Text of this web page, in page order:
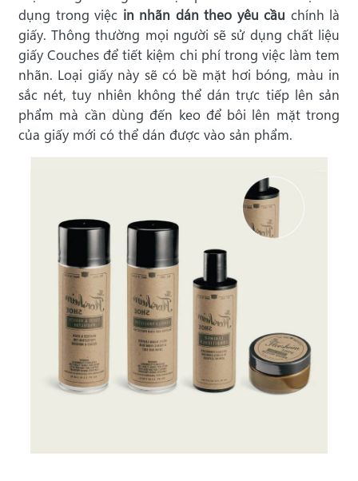
dụng trong việc in nhãn dán theo yêu cầu chính là
giấy. Thông thường mọi người sẽ sử dụng chất liệu
giấy Couches để tiết kiệm chi phí trong việc làm tem
nhãn. Loại giấy này sẽ có bề mặt hơi bóng, màu in
sắc nét, tuy nhiên không thể dán trực tiếp lên sản
phẩm mà cần dùng đến keo để bôi lên mặt trong
của giấy mới có thể dán được vào sản phẩm.